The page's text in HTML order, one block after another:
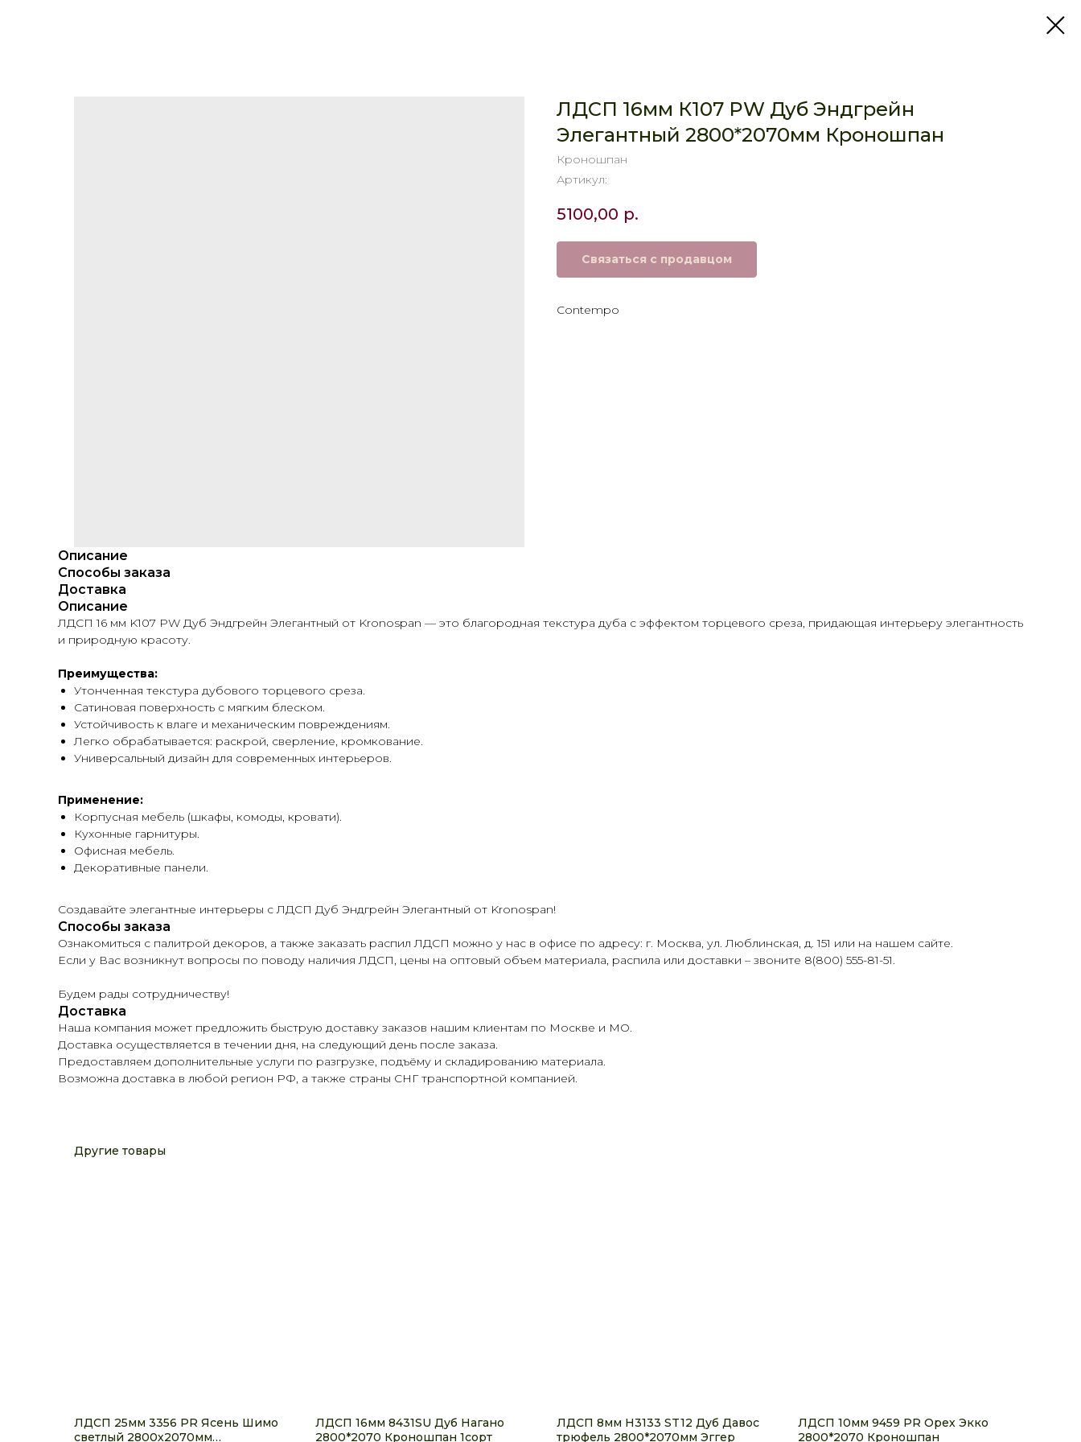
ЛДСП 16мм К107 PW Дуб Эндгрейн
Элегантный 2800*2070мм Кроношпан
Кроношпан
Артикул:
5100,00 р.
Связаться с продавцом
Contempo
Описание
Способы заказа
Доставка
Описание
ЛДСП 16 мм K107 PW Дуб Эндгрейн Элегантный от Kronospan — это благородная текстура дуба с эффектом торцевого среза, придающая интерьеру элегантность
и природную красоту.
Преимущества:
Утонченная текстура дубового торцевого среза.
Сатиновая поверхность с мягким блеском.
Устойчивость к влаге и механическим повреждениям.
Легко обрабатывается: раскрой, сверление, кромкование.
Универсальный дизайн для современных интерьеров.
Применение:
Корпусная мебель (шкафы, комоды, кровати).
Кухонные гарнитуры.
Офисная мебель.
Декоративные панели.
Создавайте элегантные интерьеры с ЛДСП Дуб Эндгрейн Элегантный от Kronospan!
Способы заказа
Ознакомиться с палитрой декоров, а также заказать распил ЛДСП можно у нас в офисе по адресу: г. Москва, ул. Люблинская, д. 151 или на нашем сайте.
Если у Вас возникнут вопросы по поводу наличия ЛДСП, цены на оптовый объем материала, распила или доставки – звоните 8(800) 555-81-51.
Будем рады сотрудничеству!
Доставка
Наша компания может предложить быструю доставку заказов нашим клиентам по Москве и МО.
Доставка осуществляется в течении дня, на следующий день после заказа.
Предоставляем дополнительные услуги по разгрузке, подъёму и складированию материала.
Возможна доставка в любой регион РФ, а также страны СНГ транспортной компанией.
Другие товары
ЛДСП 25мм 3356 PR Ясень Шимо
светлый 2800х2070мм
ЛДСП 16мм 8431SU Дуб Нагано
2800*2070 Кроношпан 1сорт
ЛДСП 8мм H3133 ST12 Дуб Давос
трюфель 2800*2070мм Эггер
ЛДСП 10мм 9459 PR Орех Экко
2800*2070 Кроношпан